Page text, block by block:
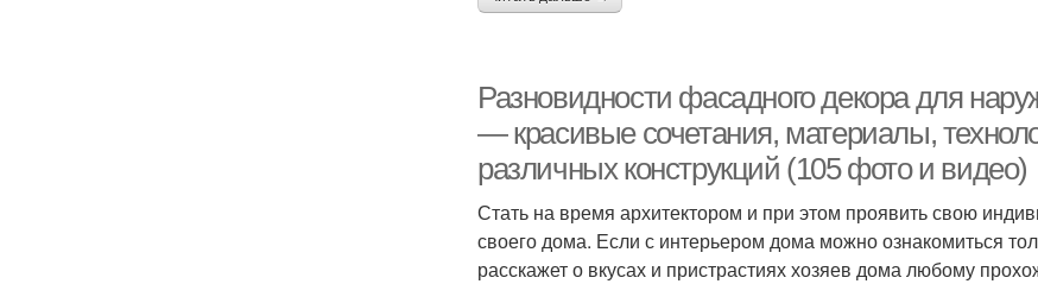
Разновидности фасадного декора для
— красивые сочетания, материалы,
различных конструкций (105 фото и видео)
Стать на время архитектором и при этом проявить свою
своего дома. Если с интерьером дома можно ознакомиться
расскажет о вкусах и пристрастиях хозяев дома любому